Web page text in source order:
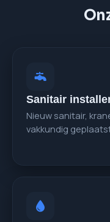
Sanitair
Nieuw sanitair,
vakkundig